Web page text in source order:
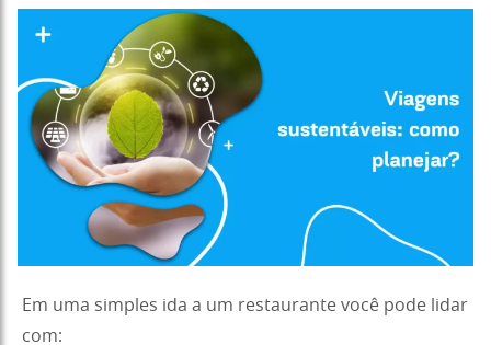
Em uma simples ida a um restaurante você pode lidar
com: